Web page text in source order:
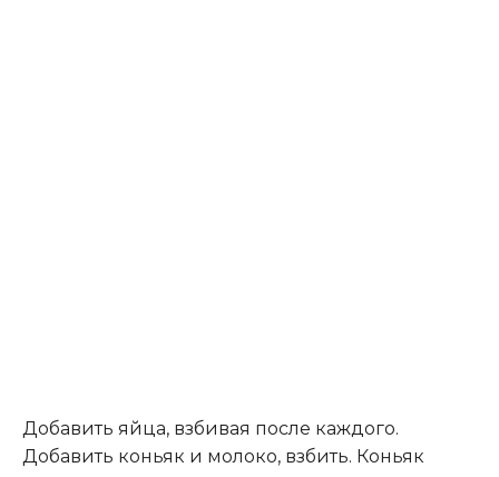
Добавить яйца, взбивая после каждого.
Добавить коньяк и молоко, взбить. Коньяк